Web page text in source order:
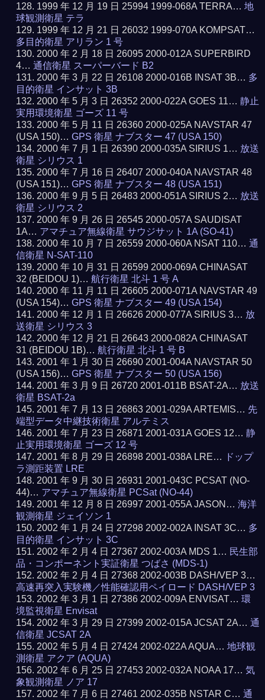
1999 年 12 月 19 日 25994 1999-068A TERRA…地
球観測衛星 テラ
1999 年 12 月 21 日 26032 1999-070A KOMPSAT…
多目的衛星 アリラン 1 号
2000 年 2 月 18 日 26095 2000-012A SUPERBIRD
4…通信衛星 スーパーバード B2
2000 年 3 月 22 日 26108 2000-016B INSAT 3B… 多
目的衛星 インサット 3B
2000 年 5 月 3 日 26352 2000-022A GOES 11…静止
実用環境衛星 ゴーズ 11 号
2000 年 5 月 11 日 26360 2000-025A NAVSTAR 47
(USA 150)…GPS 衛星 ナブスター 47 (USA 150)
2000 年 7 月 1 日 26390 2000-035A SIRIUS 1… 放送
衛星 シリウス 1
2000 年 7 月 16 日 26407 2000-040A NAVSTAR 48
(USA 151)…GPS 衛星 ナブスター 48 (USA 151)
2000 年 9 月 5 日 26483 2000-051A SIRIUS 2… 放送
衛星 シリウス 2
2000 年 9 月 26 日 26545 2000-057A SAUDISAT
1A… アマチュア無線衛星 サウジサット 1A (SO-41)
2000 年 10 月 7 日 26559 2000-060A NSAT 110…通
信衛星 N-SAT-110
2000 年 10 月 31 日 26599 2000-069A CHINASAT
32 (BEIDOU 1)…航行衛星 北斗 1 号 A
2000 年 11 月 11 日 26605 2000-071A NAVSTAR 49
(USA 154)…GPS 衛星 ナブスター 49 (USA 154)
2000 年 12 月 1 日 26626 2000-077A SIRIUS 3… 放
送衛星 シリウス 3
2000 年 12 月 21 日 26643 2000-082A CHINASAT
31 (BEIDOU 1B)…航行衛星 北斗 1 号 B
2001 年 1 月 30 日 26690 2001-004A NAVSTAR 50
(USA 156)…GPS 衛星 ナブスター 50 (USA 156)
2001 年 3 月 9 日 26720 2001-011B BSAT-2A… 放送
衛星 BSAT-2a
2001 年 7 月 13 日 26863 2001-029A ARTEMIS… 先
端型データ中継技術衛星 アルテミス
2001 年 7 月 23 日 26871 2001-031A GOES 12…静
止実用環境衛星 ゴーズ 12 号
2001 年 8 月 29 日 26898 2001-038A LRE…
ドップ
ラ測距装置 LRE
2001 年 9 月 30 日 26931 2001-043C PCSAT (NO-
44)… アマチュア無線衛星 PCSat (NO-44)
2001 年 12 月 8 日 26997 2001-055A JASON…海洋
観測衛星 ジェイソン 1
2002 年 1 月 24 日 27298 2002-002A INSAT 3C… 多
目的衛星 インサット 3C
2002 年 2 月 4 日 27367 2002-003A MDS 1… 民生部
品・コンポーネント実証衛星 つばさ (MDS-1)
2002 年 2 月 4 日 27368 2002-003B DASH/VEP 3…
高速再突入実験機／性能確認用ペイロード DASH/VEP 3
2002 年 3 月 1 日 27386 2002-009A ENVISAT…環
境監視衛星 Envisat
2002 年 3 月 29 日 27399 2002-015A JCSAT 2A…通
信衛星 JCSAT 2A
2002 年 5 月 4 日 27424 2002-022A AQUA…地球観
測衛星 アクア (AQUA)
2002 年 6 月 25 日 27453 2002-032A NOAA 17…気
象観測衛星 ノア 17
2002 年 7 月 6 日 27461 2002-035B NSTAR C…通